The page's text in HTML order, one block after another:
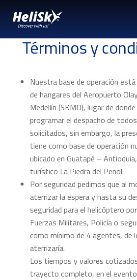
Términos y
Nuestra base de operación
de hangares del Aeropuerto
Medellín (SKMD), lugar de
programar el despacho de
solicitados, sin embargo, la
tiene como base de operación
ubicado en Guatapé –
turístico La Piedra del Peñol.
Por seguridad pedimos que al
aterrizar la espera y hasta su
seguridad para el helicóptero
Fuerzas Militares, Policía o
como mínimo de 4 agentes, de
aterrizaría.
Los tiempos y valores
trayecto completo, en el